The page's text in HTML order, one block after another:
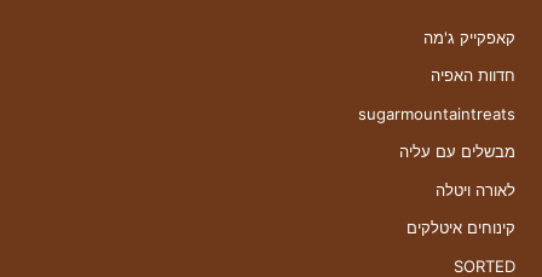
קאפקייק ג'מה
חדוות האפיה
sugarmountaintreats
מבשלים עם עליה
לאורה ויטלה
קינוחים איטלקים
SORTED